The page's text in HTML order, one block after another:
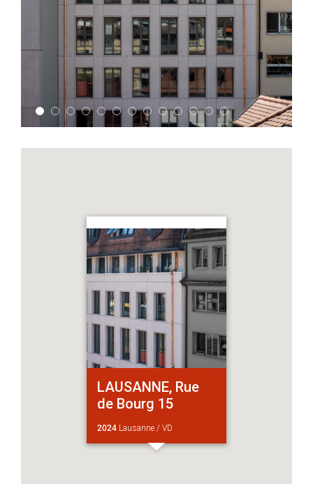
LAUSANNE, Rue
de Bourg 15
2024 Lausanne / VD